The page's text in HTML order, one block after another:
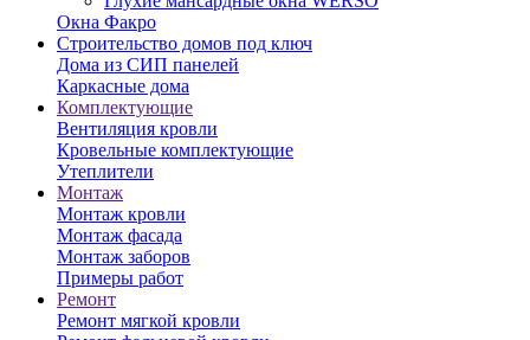
Окна Факро
Строительство домов под ключ
Дома из СИП панелей
Каркасные дома
Комплектующие
Вентиляция кровли
Кровельные комплектующие
Утеплители
Монтаж
Монтаж кровли
Монтаж фасада
Монтаж заборов
Примеры работ
Ремонт
Ремонт мягкой кровли